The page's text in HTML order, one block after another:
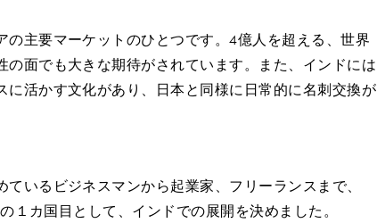
主要マーケットのひとつです。4億人を超える、世界
面でも大きな期待がされています。また、インドには
活かす文化があり、日本と同様に日常的に名刺交換が
いるビジネスマンから起業家、フリーランスまで、
カ国目として、インドでの展開を決めました。